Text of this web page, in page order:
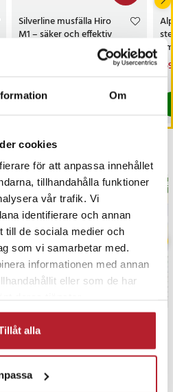
Om
cookies
för att anpassa innehållet
tillhandahålla funktioner
vår trafik. Vi
identifierare och annan
till de sociala medier och
som vi samarbetar med.
informationen med annan
eller som de har
alla
Silverline musfälla Hiro
M1 – säker och effektiv